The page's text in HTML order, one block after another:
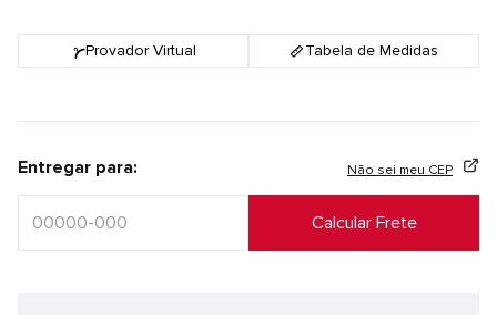
Provador Virtual Tabela de Medidas
Entregar para: Não sei meu CEP